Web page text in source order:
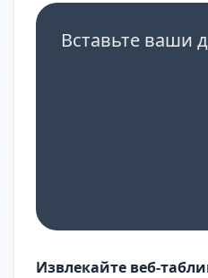
Вставьте ваши
Извлекайте веб-